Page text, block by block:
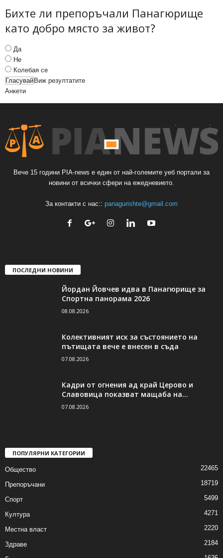
Бихте ли препоръчали Панагюрище
като добро място за живот?
Да
Не
Колебая се
Виж резултатите
Анкети
Вече 15 години PIA-news е един от най-големите уеб портали за
новини от всички сфери на ежедневието.
За контакти с нас:: panagurishte@gmail.com
ПОСЛЕДНИ НОВИНИ
Йордан Йовчев идва в Панагюрище за
Спортна панорама 2026
08.08.2026
Колективният иск за състоянието на
пътищата вече е внесен в съда
07.08.2026
Кадри от огнения ад край Церово и
Славовица показват мащаба на...
07.08.2026
ПОПУЛЯРНИ КАТЕГОРИИ
Общество 22465
Препоръчани 18719
Спорт 5499
Култура 4271
Местна власт 2220
Здраве 2184